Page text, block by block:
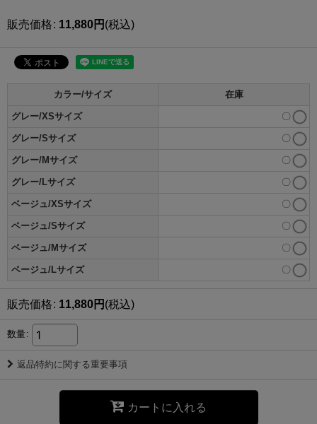
販売価格: 11,880円 (税込)
カラー/サイズ 在庫
グレー/XSサイズ 〇
グレー/Sサイズ 〇
グレー/Mサイズ 〇
グレー/Lサイズ 〇
ベージュ/XSサイズ 〇
ベージュ/Sサイズ 〇
ベージュ/Mサイズ 〇
ベージュ/Lサイズ 〇
販売価格: 11,880円 (税込)
数量:
返品特約に関する重要事項
カートに入れる